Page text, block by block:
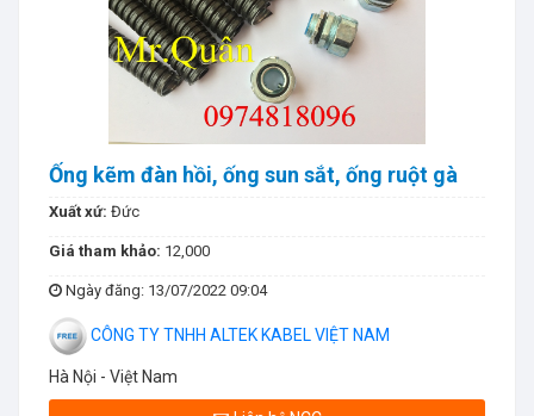
Ống kẽm đàn hồi, ống sun sắt, ống ruột gà
Xuất xứ: Đức
Giá tham khảo: 12,000
Ngày đăng: 13/07/2022 09:04
CÔNG TY TNHH ALTEK KABEL VIỆT NAM
Hà Nội - Việt Nam